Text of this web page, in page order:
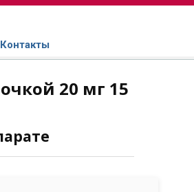
Контакты
20 мг 15